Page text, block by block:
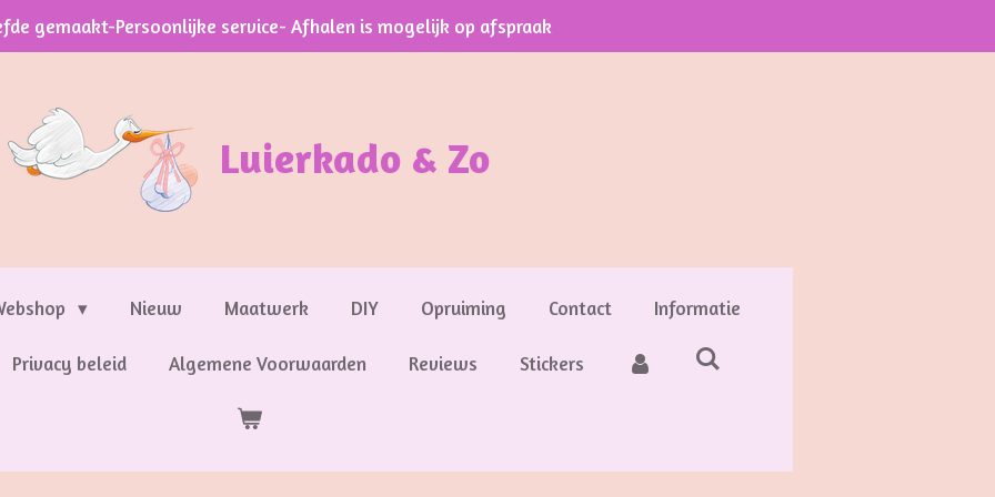
gemaakt-Persoonlijke service- Afhalen is mogelijk op afspraak
Luierkado & Zo
Nieuw Maatwerk DIY Opruiming Contact Informatie
Privacy beleid Algemene Voorwaarden Reviews Stickers